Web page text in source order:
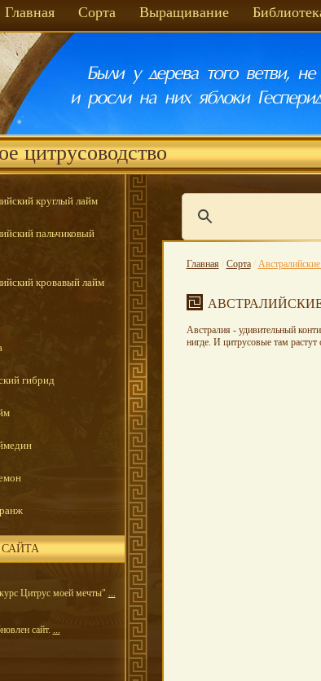
Главная Сорта Выращивание
цитрусоводство
круглый лайм
пальчиковый
кровавый лайм
гибрид
Цитрус моей мечты" ...
сайт. ...
Главная/ Сорта/
Австралия - удивительный
нигде. И цитрусовые там